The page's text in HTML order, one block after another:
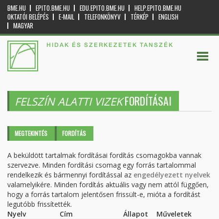
BME.HU EPITO.BME.HU EDU.EPITO.BME.HU
HELP.EPITO.BME.HU
OKTATÓI BELÉPÉS
E-MAIL TELEFONKÖNYV TÉRKÉP
ENGLISH
MAGYAR
HIDAK ÉS SZERKEZETEK TANSZÉK
FELSZÍN ALATTI VIZEKFORDÍTÁSAI
Elsődleges fülek
MEGTEKINTÉS FORDÍTÁS
A beküldött tartalmak fordításai fordítás csomagokba vannak
szervezve. Minden fordítási csomag egy forrás tartalommal
rendelkezik és bármennyi fordítással az engedélyezett nyelvek
valamelyikére. Minden fordítás aktuális vagy nem attól függően,
hogy a forrás tartalom jelentősen frissült-e, mióta a fordítást
legutóbb frissítették.
Nyelv
Cím Állapot
Műveletek